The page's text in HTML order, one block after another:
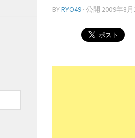
BYRYO49 · 公開 2009年8